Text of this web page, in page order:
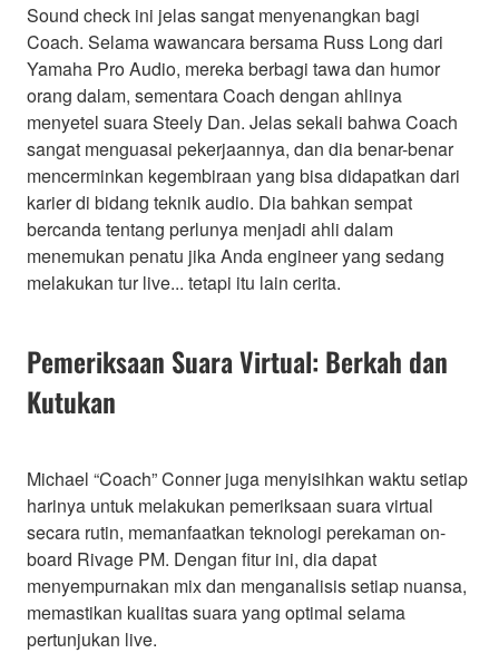
Sound check ini jelas sangat menyenangkan bagi
Coach. Selama wawancara bersama Russ Long dari
Yamaha Pro Audio, mereka berbagi tawa dan humor
orang dalam, sementara Coach dengan ahlinya
menyetel suara Steely Dan. Jelas sekali bahwa Coach
sangat menguasai pekerjaannya, dan dia benar-benar
mencerminkan kegembiraan yang bisa didapatkan dari
karier di bidang teknik audio. Dia bahkan sempat
bercanda tentang perlunya menjadi ahli dalam
menemukan penatu jika Anda engineer yang sedang
melakukan tur live... tetapi itu lain cerita.
Pemeriksaan Suara Virtual: Berkah dan
Kutukan
Michael “Coach” Conner juga menyisihkan waktu setiap
harinya untuk melakukan pemeriksaan suara virtual
secara rutin, memanfaatkan teknologi perekaman on-
board Rivage PM. Dengan fitur ini, dia dapat
menyempurnakan mix dan menganalisis setiap nuansa,
memastikan kualitas suara yang optimal selama
pertunjukan live.